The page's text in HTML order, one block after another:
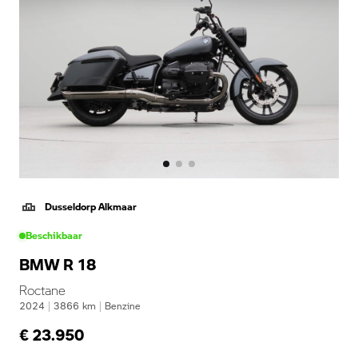
Dusseldorp Alkmaar
Beschikbaar
BMW R 18
Roctane
2024 | 3866 km | Benzine
€ 23.950